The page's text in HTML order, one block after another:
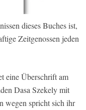
dieses Buches ist,
Zeitgenossen jeden
eine Überschrift am
Dasa Szekely mit
wegen spricht sich ihr